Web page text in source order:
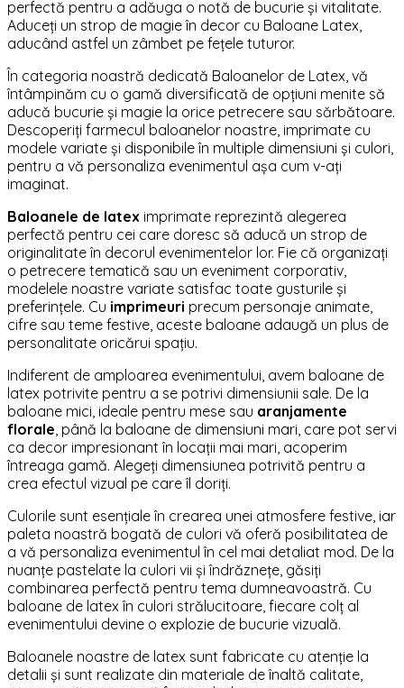
perfectă pentru a adăuga o notă de bucurie și vitalitate.
Aduceți un strop de magie în decor cu Baloane Latex,
aducând astfel un zâmbet pe fețele tuturor.
În categoria noastră dedicată Baloanelor de Latex, vă
întâmpinăm cu o gamă diversificată de opțiuni menite să
aducă bucurie și magie la orice petrecere sau sărbătoare.
Descoperiți farmecul baloanelor noastre, imprimate cu
modele variate și disponibile în multiple dimensiuni și culori,
pentru a vă personaliza evenimentul așa cum v-ați
imaginat.
Baloanele de latex imprimate reprezintă alegerea
perfectă pentru cei care doresc să aducă un strop de
originalitate în decorul evenimentelor lor. Fie că organizați
o petrecere tematică sau un eveniment corporativ,
modelele noastre variate satisfac toate gusturile și
preferințele. Cu imprimeuri precum personaje animate,
cifre sau teme festive, aceste baloane adaugă un plus de
personalitate oricărui spațiu.
Indiferent de amploarea evenimentului, avem baloane de
latex potrivite pentru a se potrivi dimensiunii sale. De la
baloane mici, ideale pentru mese sau aranjamente
florale, până la baloane de dimensiuni mari, care pot servi
ca decor impresionant în locații mai mari, acoperim
întreaga gamă. Alegeți dimensiunea potrivită pentru a
crea efectul vizual pe care îl doriți.
Culorile sunt esențiale în crearea unei atmosfere festive, iar
paleta noastră bogată de culori vă oferă posibilitatea de
a vă personaliza evenimentul în cel mai detaliat mod. De la
nuanțe pastelate la culori vii și îndrăznețe, găsiți
combinarea perfectă pentru tema dumneavoastră. Cu
baloane de latex în culori strălucitoare, fiecare colț al
evenimentului devine o explozie de bucurie vizuală.
Baloanele noastre de latex sunt fabricate cu atenție la
detalii și sunt realizate din materiale de înaltă calitate,